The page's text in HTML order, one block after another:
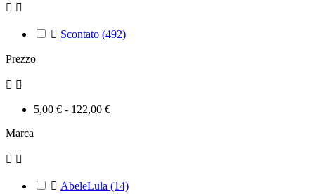
 
 Scontato (492)
Prezzo
 
5,00 € - 122,00 €
Marca
 
 AbeleLula (14)